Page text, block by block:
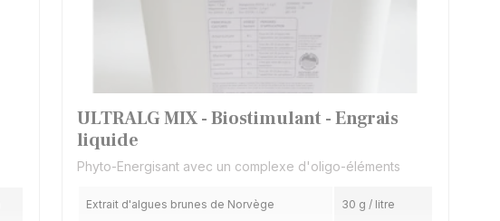
ULTRALG MIX - Biostimulant - Engrais
liquide
Phyto-Energisant avec un complexe d'oligo-éléments
Extrait d'algues brunes de Norvège 30 g / litre